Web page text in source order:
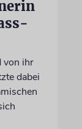
von ihr
dabei